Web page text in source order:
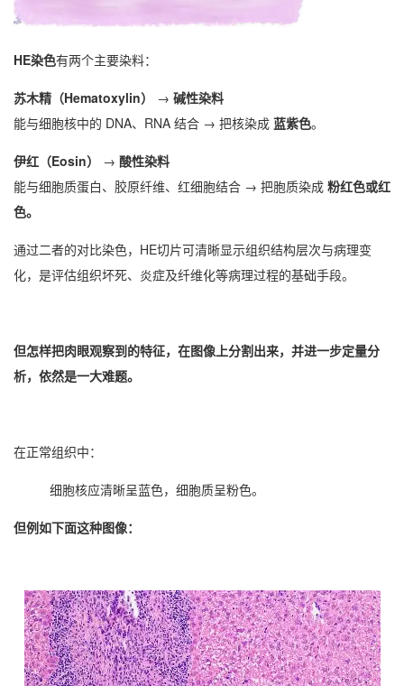
HE染色有两个主要染料：
苏木精（Hematoxylin） → 碱性染料
能与细胞核中的 DNA、RNA 结合 → 把核染成 蓝紫色。
伊红（Eosin） → 酸性染料
能与细胞质蛋白、胶原纤维、红细胞结合 → 把胞质染成 粉红色或红
色。
通过二者的对比染色，HE切片可清晰显示组织结构层次与病理变
化，是评估组织坏死、炎症及纤维化等病理过程的基础手段。
但怎样把肉眼观察到的特征，在图像上分割出来，并进一步定量分
析，依然是一大难题。
在正常组织中：
细胞核应清晰呈蓝色，细胞质呈粉色。
但例如下面这种图像：